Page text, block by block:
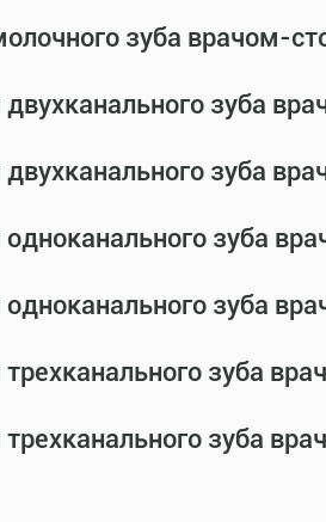
зуба врачом-
зуба
зуба
зуба
зуба
зуба
зуба